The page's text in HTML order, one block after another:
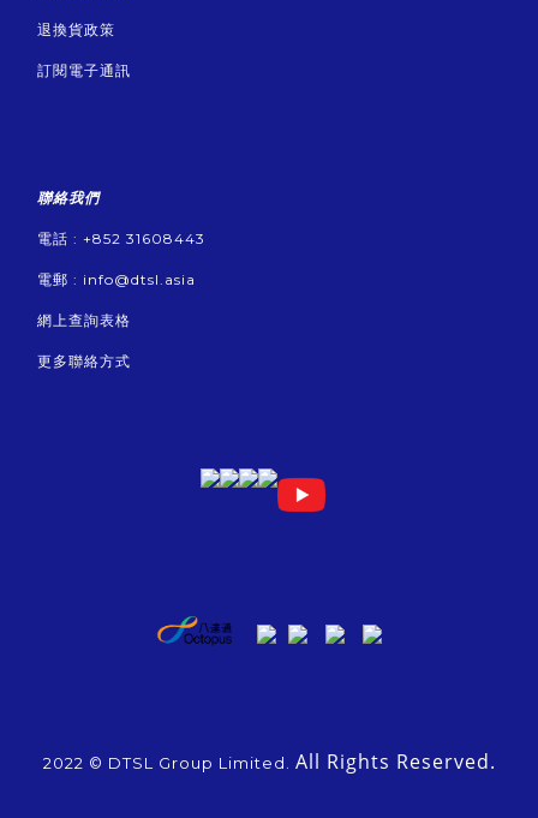
退換貨政策
訂閱電子通訊
聯絡我們
電話 : +852 31608443
電郵 : info@dtsl.asia
網上查詢表格
更多聯絡方式
2022 © DTSL Group Limited. All Rights Reserved.